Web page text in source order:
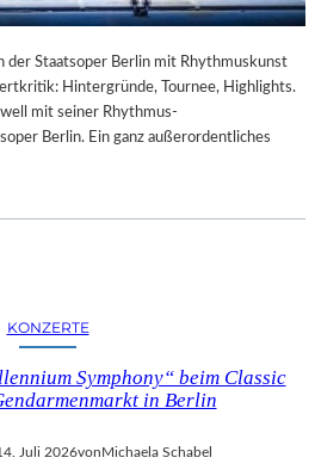
der Staatsoper Berlin mit Rhythmuskunst
Hintergründe, Tournee, Highlights.
mit seiner Rhythmus-
Berlin. Ein ganz außerordentliches
KONZERTE
Symphony“ beim Classic
in Berlin
Juli 2026vonMichaela Schabel